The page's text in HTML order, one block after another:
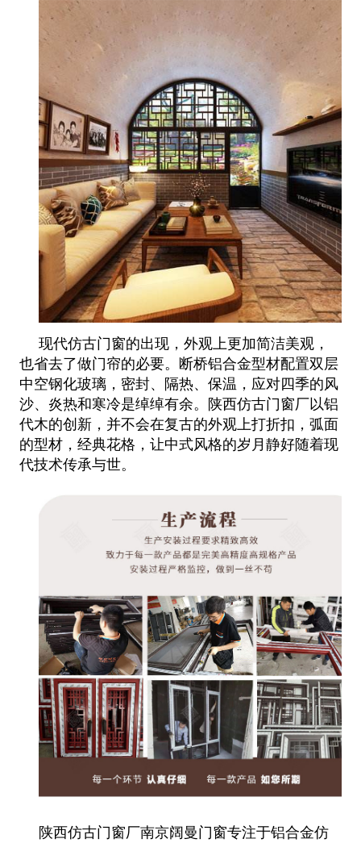
现代仿古门窗的出现，外观上更加简洁美观，
也省去了做门帘的必要。断桥铝合金型材配置双层
中空钢化玻璃，密封、隔热、保温，应对四季的风
沙、炎热和寒冷是绰绰有余。陕西仿古门窗厂以铝
代木的创新，并不会在复古的外观上打折扣，弧面
的型材，经典花格，让中式风格的岁月静好随着现
代技术传承与世。
陕西仿古门窗厂南京阔曼门窗专注于铝合金仿